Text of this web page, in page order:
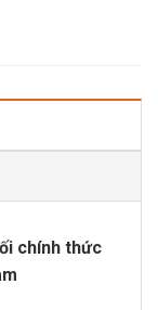
chính thức